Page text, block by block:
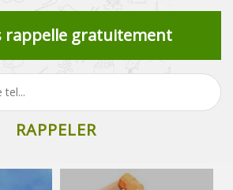
rappelle gratuitement